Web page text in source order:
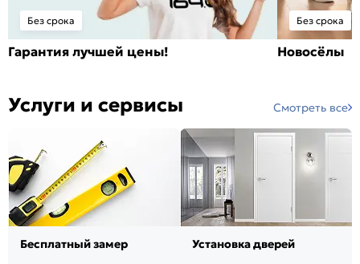
Без срока
Гарантия лучшей цены!
Без срока
Новосёлы
Услуги и сервисы Смотреть все
Бесплатный замер Установка дверей